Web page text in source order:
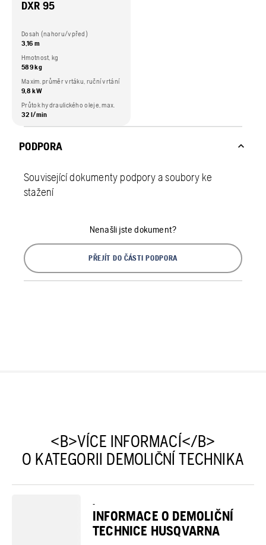
DXR 95
Dosah (nahoru/vpřed)
3,16 m
Hmotnost, kg
589 kg
Maxim. průměr vrtáku, ruční vrtání
9,8 kW
Průtok hydraulického oleje, max.
32 l/min
PODPORA
Související dokumenty podpory a soubory ke
stažení
Nenašli jste dokument?
PŘEJÍT DO ČÁSTI PODPORA
<B>VÍCE INFORMACÍ</B>
O KATEGORII DEMOLIČNÍ TECHNIKA
-
INFORMACE O DEMOLIČNÍ
TECHNICE HUSQVARNA